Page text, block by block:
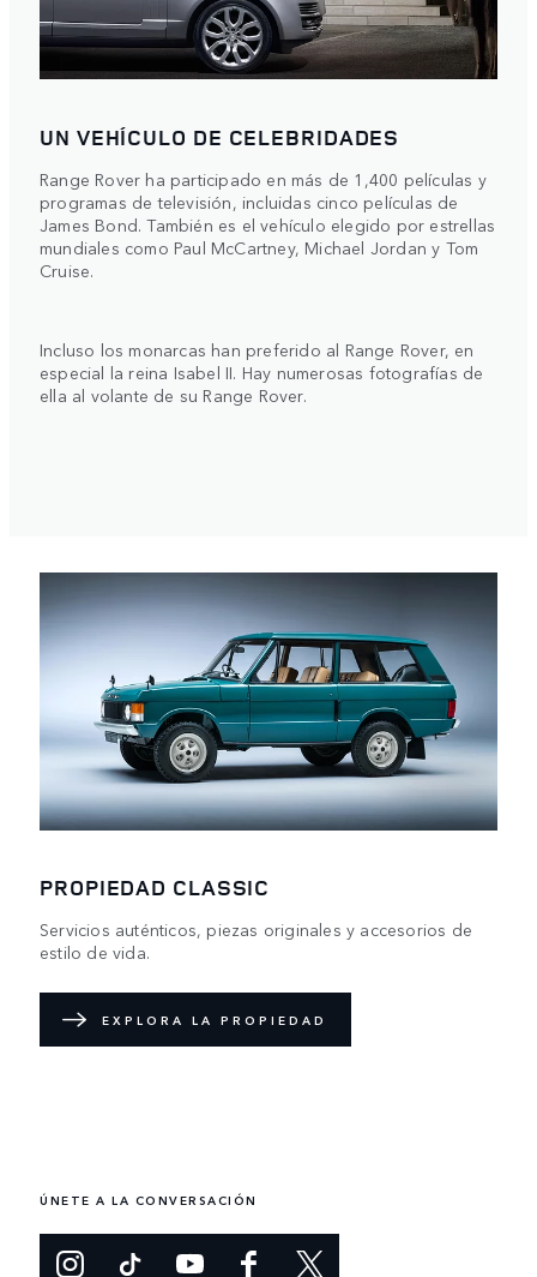
UN VEHÍCULO DE CELEBRIDADES
Range Rover ha participado en más de 1,400 películas y
programas de televisión, incluidas cinco películas de
James Bond. También es el vehículo elegido por estrellas
mundiales como Paul McCartney, Michael Jordan y Tom
Cruise.
Incluso los monarcas han preferido al Range Rover, en
especial la reina Isabel II. Hay numerosas fotografías de
ella al volante de su Range Rover.
PROPIEDAD CLASSIC
Servicios auténticos, piezas originales y accesorios de
estilo de vida.
EXPLORA LA PROPIEDAD
ÚNETE A LA CONVERSACIÓN